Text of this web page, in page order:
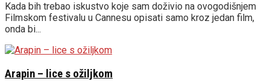
Kada bih trebao iskustvo koje sam doživio na ovogodišnjem
Filmskom festivalu u Cannesu opisati samo kroz jedan film,
onda bi...
Arapin – lice s ožiljkom